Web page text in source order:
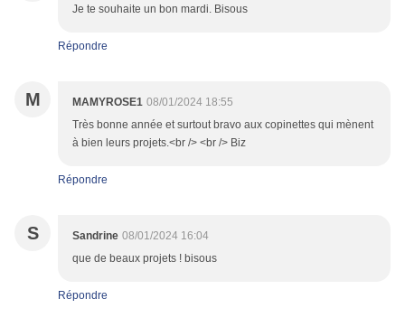
Je te souhaite un bon mardi. Bisous
Répondre
M MAMYROSE1 08/01/2024 18:55
Très bonne année et surtout bravo aux copinettes qui mènent
à bien leurs projets.<br /> <br /> Biz
Répondre
S Sandrine 08/01/2024 16:04
que de beaux projets ! bisous
Répondre